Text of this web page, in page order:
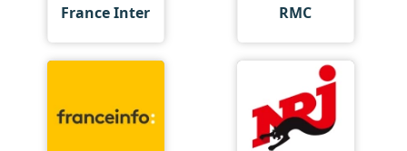
France Inter RMC